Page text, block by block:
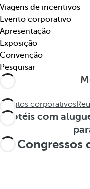
t
e
m
á
t
i
c
.
.
e
y
o
p
e
n
s
h
e
o
Viagens de incentivos
Evento corporativo
Apresentação
Exposição
Convenção
Pesquisar
Eventos corporativos
Hotéis com
Congressos